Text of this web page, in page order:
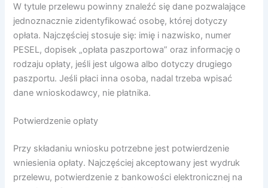
W tytule przelewu powinny znaleźć się dane pozwalające
jednoznacznie zidentyfikować osobę, której dotyczy
opłata. Najczęściej stosuje się: imię i nazwisko, numer
PESEL, dopisek „opłata paszportowa” oraz informację o
rodzaju opłaty, jeśli jest ulgowa albo dotyczy drugiego
paszportu. Jeśli płaci inna osoba, nadal trzeba wpisać
dane wnioskodawcy, nie płatnika.
Potwierdzenie opłaty
Przy składaniu wniosku potrzebne jest potwierdzenie
wniesienia opłaty. Najczęściej akceptowany jest wydruk
przelewu, potwierdzenie z bankowości elektronicznej na